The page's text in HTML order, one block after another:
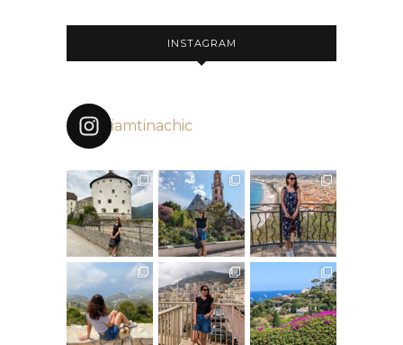
INSTAGRAM
iamtinachic